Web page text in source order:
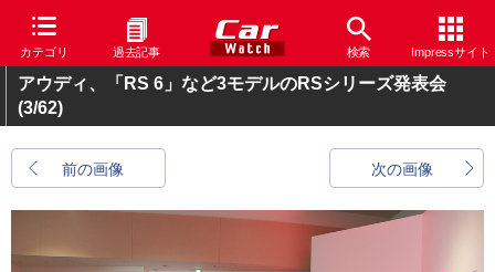
カテゴリ 過去記事 検索 Impressサイト
アウディ、「RS 6」など3モデルのRSシリーズ発表会
(3/62)
前の画像 次の画像